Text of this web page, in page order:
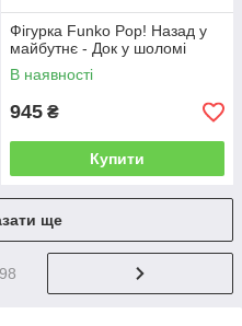
Фігурка Funko Pop! Назад у
майбутнє - Док у шоломі
В наявності
945 ₴
Купити
ще